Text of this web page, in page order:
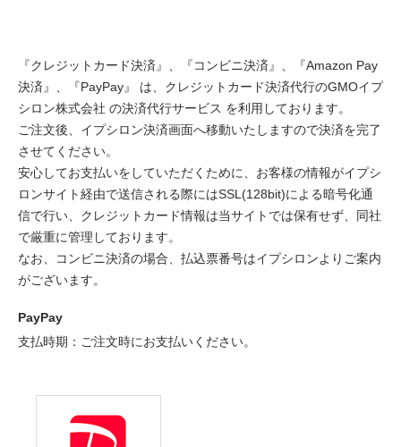
『クレジットカード決済』、『コンビニ決済』、『Amazon Pay
決済』、『PayPay』 は、クレジットカード決済代行のGMOイプ
シロン株式会社 の決済代行サービス を利用しております。
ご注文後、イプシロン決済画面へ移動いたしますので決済を完了
させてください。
安心してお支払いをしていただくために、お客様の情報がイプシ
ロンサイト経由で送信される際にはSSL(128bit)による暗号化通
信で行い、クレジットカード情報は当サイトでは保有せず、同社
で厳重に管理しております。
なお、コンビニ決済の場合、払込票番号はイプシロンよりご案内
がございます。
PayPay
支払時期：ご注文時にお支払いください。